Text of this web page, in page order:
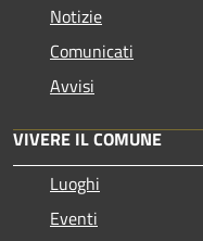
Notizie
Comunicati
Avvisi
VIVERE IL COMUNE
Luoghi
Eventi